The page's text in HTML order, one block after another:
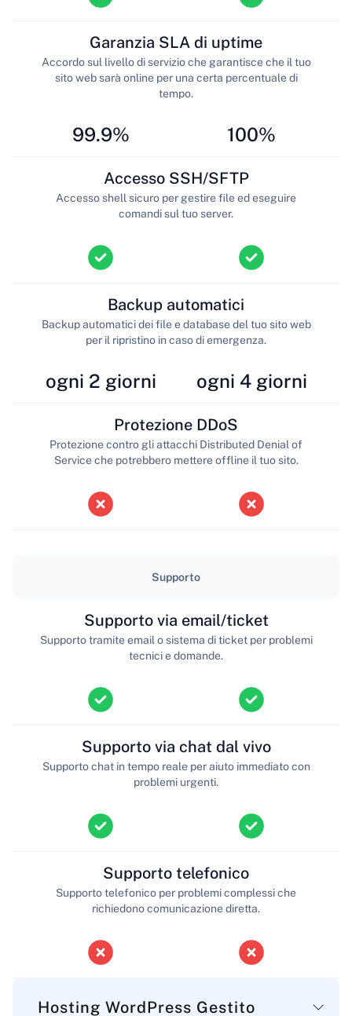
99.9%
Garanzia SLA di uptime
Accordo sul livello di servizio che garantisce che il tuo
sito web sarà online per una certa percentuale di
tempo.
100%
Accesso SSH/SFTP
Accesso shell sicuro per gestire file ed eseguire
comandi sul tuo server.
ogni 2 giorni
Backup automatici
Backup automatici dei file e database del tuo sito web
per il ripristino in caso di emergenza.
ogni 4 giorni
Protezione DDoS
Protezione contro gli attacchi Distributed Denial of
Service che potrebbero mettere offline il tuo sito.
Supporto
Supporto via email/ticket
Supporto tramite email o sistema di ticket per problemi
tecnici e domande.
Supporto via chat dal vivo
Supporto chat in tempo reale per aiuto immediato con
problemi urgenti.
Supporto telefonico
Supporto telefonico per problemi complessi che
richiedono comunicazione diretta.
Hosting WordPress Gestito